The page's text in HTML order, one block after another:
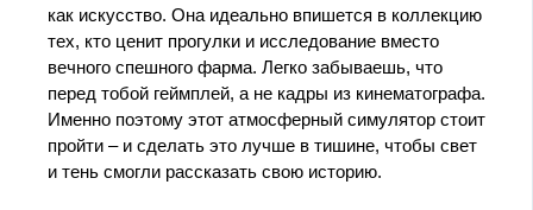
как искусство. Она идеально впишется в коллекцию
тех, кто ценит прогулки и исследование вместо
вечного спешного фарма. Легко забываешь, что
перед тобой геймплей, а не кадры из кинематографа.
Именно поэтому этот атмосферный симулятор стоит
пройти – и сделать это лучше в тишине, чтобы свет
и тень смогли рассказать свою историю.